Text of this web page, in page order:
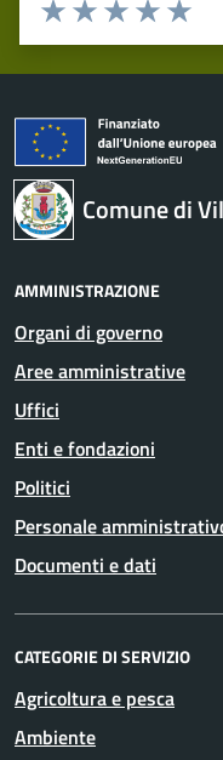
Valuta
Valuta 4
Valuta 3 stelle
Valuta 2 stelle su
Valuta 1 stelle su 5
Comune di
AMMINISTRAZIONE
Organi di governo
Aree amministrative
Uffici
Enti e fondazioni
Politici
Personale
Documenti e dati
CATEGORIE DI SERVIZIO
Agricoltura e pesca
Ambiente